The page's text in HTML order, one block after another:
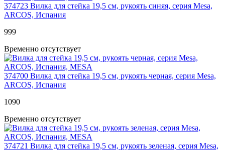
374723 Вилка для стейка 19,5 см, рукоять синяя, серия Mesa,
ARCOS, Испания
999
Временно отсутствует
374700 Вилка для стейка 19,5 см, рукоять черная, серия Mesa,
ARCOS, Испания
1090
Временно отсутствует
374721 Вилка для стейка 19,5 см, рукоять зеленая, серия Mesa,